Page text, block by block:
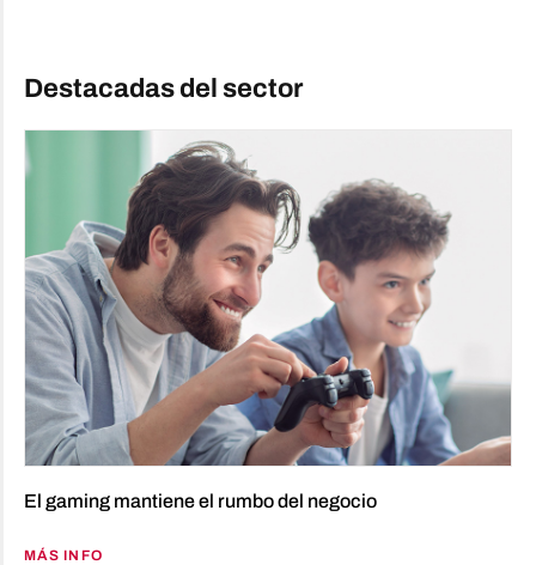
Destacadas del sector
El gaming mantiene el rumbo del negocio
MÁS INFO